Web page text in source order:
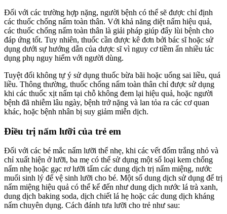
Đối với các trường hợp nặng, người bệnh có thể sẽ được chỉ định
các thuốc chống nấm toàn thân. Với khả năng diệt nấm hiệu quả,
các thuốc chống nấm toàn thân là giải pháp giúp đẩy lùi bệnh cho
đáp ứng tốt. Tuy nhiên, thuốc cần được kê đơn bởi bác sĩ hoặc sử
dụng dưới sự hướng dẫn của dược sĩ vì nguy cơ tiềm ẩn nhiều tác
dụng phụ nguy hiểm với người dùng.
Tuyệt đối không tự ý sử dụng thuốc bừa bãi hoặc uống sai liều, quá
liều. Thông thường, thuốc chống nấm toàn thân chỉ được sử dụng
khi các thuốc xịt nấm tại chỗ không đem lại hiệu quả, hoặc người
bệnh đã nhiễm lâu ngày, bệnh trở nặng và lan tỏa ra các cơ quan
khác, hoặc bệnh nhân bị suy giảm miễn dịch.
Điều trị nấm lưỡi của trẻ em
Đối với các bé mắc nấm lưỡi thể nhẹ, khi các vết đốm trắng nhỏ và
chỉ xuất hiện ở lưỡi, ba mẹ có thể sử dụng một số loại kem chống
nấm nhẹ hoặc gạc rơ lưỡi tẩm các dung dịch trị nấm miệng, nước
muối sinh lý để vệ sinh lưỡi cho bé. Một số dung dịch sử dụng để trị
nấm miệng hiệu quả có thể kể đến như dung dịch nước lá trà xanh,
dung dịch baking soda, dịch chiết lá hẹ hoặc các dung dịch kháng
nấm chuyên dụng. Cách đánh tưa lưỡi cho trẻ như sau: